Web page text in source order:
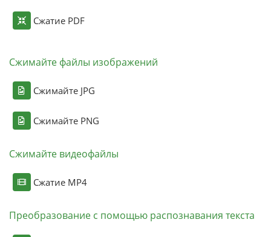
Сжатие PDF
Сжимайте файлы изображений
Сжимайте JPG
Сжимайте PNG
Сжимайте видеофайлы
Сжатие MP4
Преобразование с помощью распознавания текста